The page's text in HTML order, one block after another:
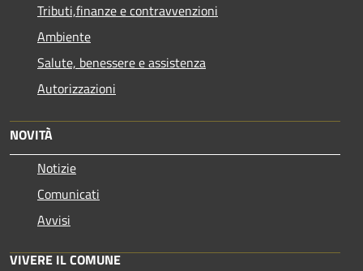
Tributi,finanze e contravvenzioni
Ambiente
Salute, benessere e assistenza
Autorizzazioni
NOVITÀ
Notizie
Comunicati
Avvisi
VIVERE IL COMUNE